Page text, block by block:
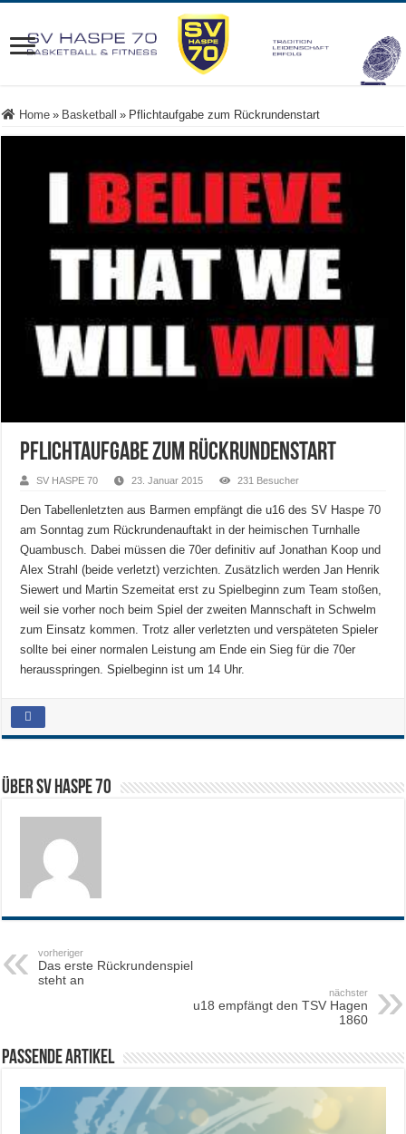
Home » Basketball » Pflichtaufgabe zum Rückrundenstart
Pflichtaufgabe zum Rückrundenstart
SV HASPE 70 23. Januar 2015 231 Besucher
Den Tabellenletzten aus Barmen empfängt die u16 des SV Haspe 70
am Sonntag zum Rückrundenauftakt in der heimischen Turnhalle
Quambusch. Dabei müssen die 70er definitiv auf Jonathan Koop und
Alex Strahl (beide verletzt) verzichten. Zusätzlich werden Jan Henrik
Siewert und Martin Szemeitat erst zu Spielbeginn zum Team stoßen,
weil sie vorher noch beim Spiel der zweiten Mannschaft in Schwelm
zum Einsatz kommen. Trotz aller verletzten und verspäteten Spieler
sollte bei einer normalen Leistung am Ende ein Sieg für die 70er
herausspringen. Spielbeginn ist um 14 Uhr.
Über SV HASPE 70
vorheriger
Das erste Rückrundenspiel
steht an
nächster
u18 empfängt den TSV Hagen
1860
Passende Artikel